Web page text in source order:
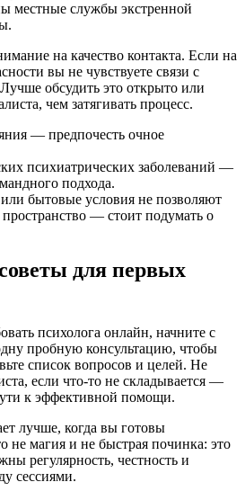
местные службы экстренной
на качество контакта. Если на
вы не чувствуете связи с
обсудить это открыто или
чем затягивать процесс.
— предпочесть очное
психиатрических заболеваний —
подхода.
бытовые условия не позволяют
пространство — стоит подумать о
для первых
психолога онлайн, начните с
пробную консультацию, чтобы
список вопросов и целей. Не
если что‑то не складывается —
к эффективной помощи.
лучше, когда вы готовы
не магия и не быстрая починка: это
регулярность, честность и
сессиями.